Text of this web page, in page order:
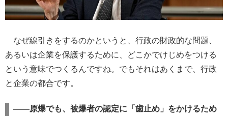
なぜ線引きをするのかというと、行政の財政的な問題、
あるいは企業を保護するために、どこかでけじめをつける
という意味でつくるんですね。でもそれはあくまで、行政
と企業の都合です。
――原爆でも、被爆者の認定に「歯止め」をかけるため